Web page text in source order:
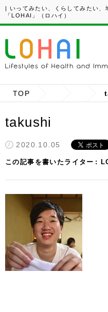
| いってみたい、くらしてみたい、
「LOHAI」（ロハイ）
TOP
takushi
2020.10.05
この記事を書いたライター